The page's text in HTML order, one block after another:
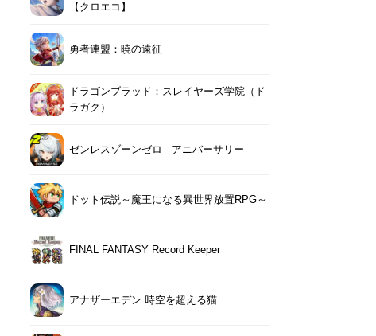
【クロエコ】
勇者連盟：暁の遠征
ドラゴンブラッド：スレイヤーズ学院（ド
ラガク）
ゼンレスゾーンゼロ - アニバーサリー
ドット伝説～魔王になる異世界放置RPG～
FINAL FANTASY Record Keeper
アナザーエデン 時空を超える猫